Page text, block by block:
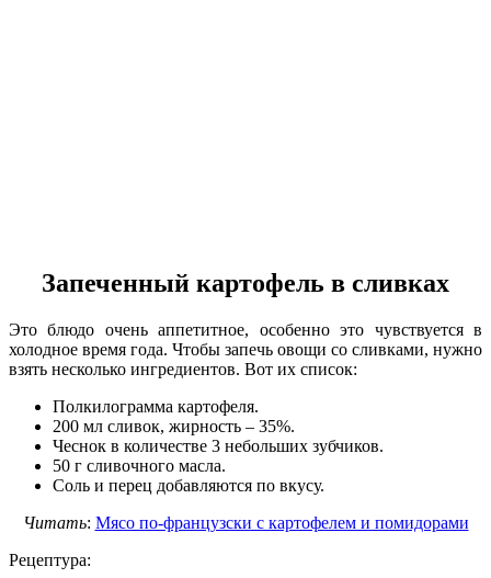
Запеченный картофель в сливках
Это блюдо очень аппетитное, особенно это чувствуется в
холодное время года. Чтобы запечь овощи со сливками, нужно
взять несколько ингредиентов. Вот их список:
Полкилограмма картофеля.
200 мл сливок, жирность – 35%.
Чеснок в количестве 3 небольших зубчиков.
50 г сливочного масла.
Соль и перец добавляются по вкусу.
Читать: Мясо по-французски с картофелем и помидорами
Рецептура: